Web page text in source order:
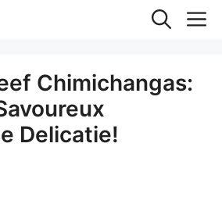
Chimichangas:
Delicatie!